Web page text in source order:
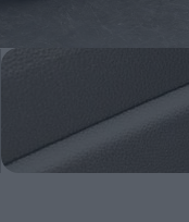
Renault